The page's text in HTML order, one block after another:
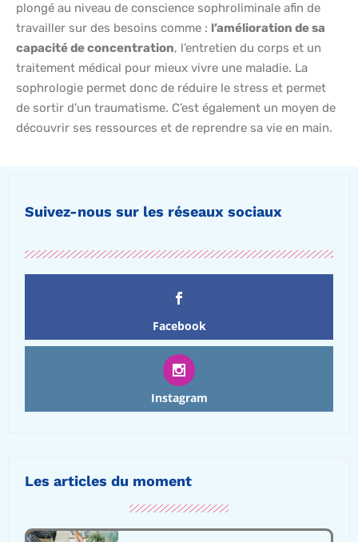
plongé au niveau de conscience sophroliminale afin de
travailler sur des besoins comme : l’amélioration de sa
capacité de concentration, l’entretien du corps et un
traitement médical pour mieux vivre une maladie. La
sophrologie permet donc de réduire le stress et permet
de sortir d’un traumatisme. C’est également un moyen de
découvrir ses ressources et de reprendre sa vie en main.
Suivez-nous sur les réseaux sociaux
Facebook
Instagram
Les articles du moment